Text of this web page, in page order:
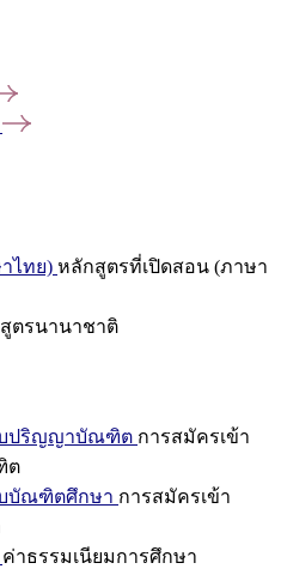
ไทย) หลักสูตรที่เปิดสอน (ภาษา
ตรนานาชาติ
บปริญญาบัณฑิต การสมัครเข้า
ต
บบัณฑิตศึกษา การสมัครเข้า
ค่าธรรมเนียมการศึกษา